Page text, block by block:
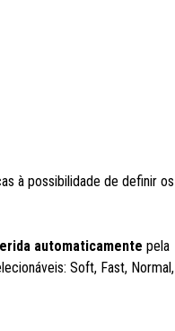
à possibilidade de definir os
automaticamente pela
Soft, Fast, Normal,